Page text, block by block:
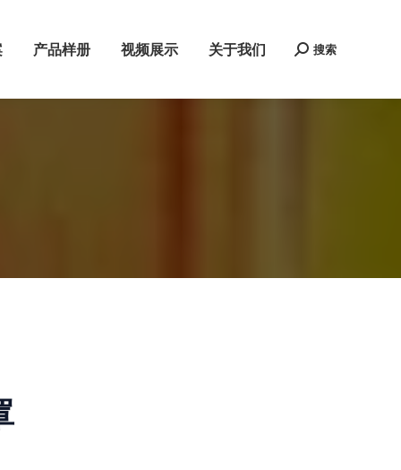
产品样册 视频展示 关于我们 Search:
搜索